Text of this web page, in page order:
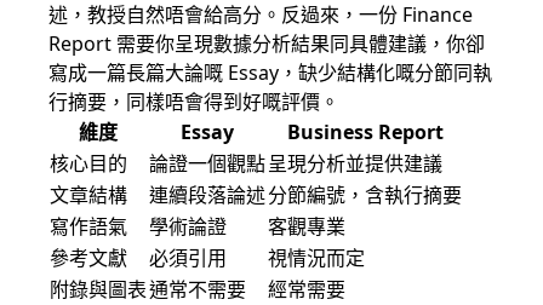
述，教授自然唔會給高分。反過來，一份 Finance
Report 需要你呈現數據分析結果同具體建議，你卻
寫成一篇長篇大論嘅 Essay，缺少結構化嘅分節同執
行摘要，同樣唔會得到好嘅評價。
維度
Essay
Business Report
核心目的
論證一個觀點呈現分析並提供建議
文章結構
連續段落論述分節編號，含執行摘要
寫作語氣
學術論證
客觀專業
參考文獻
必須引用
視情況而定
附錄與圖表通常不需要
經常需要